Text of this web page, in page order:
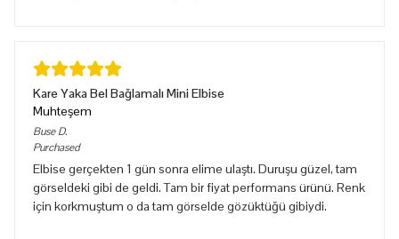
Kare Yaka Bel Bağlamalı Mini Elbise
Muhteşem
Buse D.
Purchased
Elbise gerçekten 1 gün sonra elime ulaştı. Duruşu güzel, tam
görseldeki gibi de geldi. Tam bir fiyat performans ürünü. Renk
için korkmuştum o da tam görselde gözüktüğü gibiydi.